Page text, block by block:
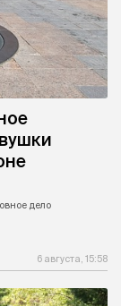
дело
6 августа, 15:58